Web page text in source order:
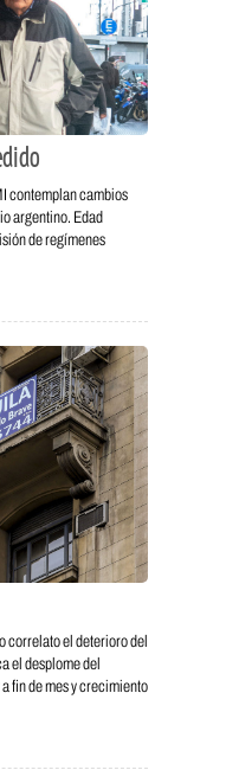
contemplan cambios
argentino. Edad
de regímenes
correlato el deterioro del
el desplome del
fin de mes y crecimiento